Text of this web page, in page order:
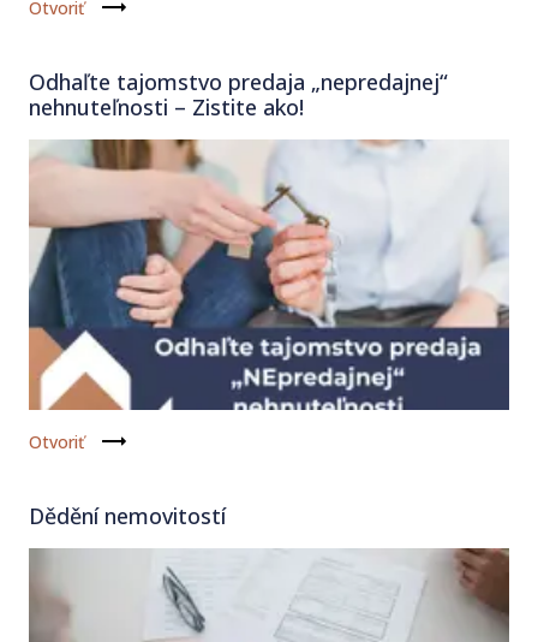
Otvoriť
Odhaľte tajomstvo predaja „nepredajnej“
nehnuteľnosti – Zistite ako!
Otvoriť
Dědění nemovitostí